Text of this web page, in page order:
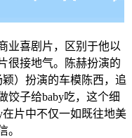
业喜剧片，区别于他以
很接地气。陈赫扮演的
颖）扮演的车模陈西，追
饺子给baby吃，这个细
在片中不仅一如既往地美
。